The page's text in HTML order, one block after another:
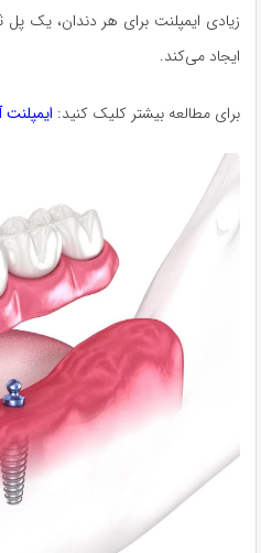
زیادی ایمپلنت برای هر دندان، یک پل
ایجاد می‌کند.
برای مطالعه بیشتر کلیک کنید: